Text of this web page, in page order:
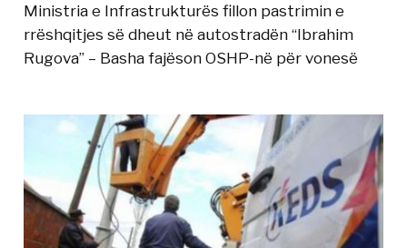
Ministria e Infrastrukturës fillon pastrimin e
rrëshqitjes së dheut në autostradën “Ibrahim
Rugova” – Basha fajëson OSHP-në për vonesë